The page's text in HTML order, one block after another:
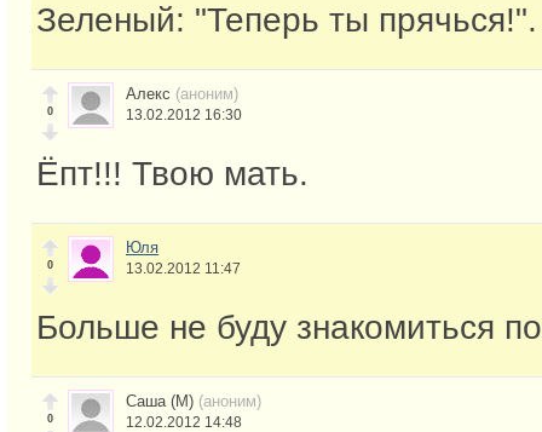
Зеленый: "Теперь ты прячься!".
0
Алекс (аноним)
13.02.2012 16:30
Ёпт!!! Твою мать.
0
Юля
13.02.2012 11:47
Больше не буду знакомиться
0
Саша (М) (аноним)
12.02.2012 14:48